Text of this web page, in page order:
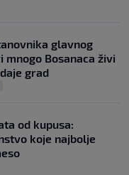
glavnog
mnogo Bosanaca živi
grad
od kupusa:
koje najbolje